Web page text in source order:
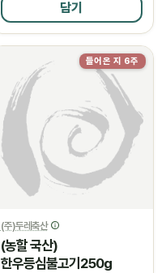
담기
들어온 지 6주
(주)두레축산
(농할 국산)
한우등심불고기250g